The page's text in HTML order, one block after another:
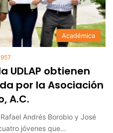
Académica
957
UDLAP obtienen
por la Asociación
A.C.
Andrés Borobio y José
jóvenes que…